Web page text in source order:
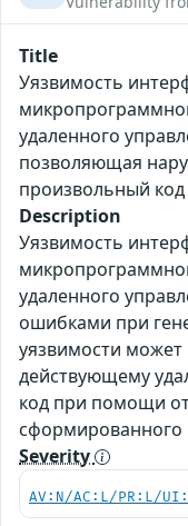
Title
Уязвимость
удаленного
позволяющая
произвольный код
Description
Уязвимость
удаленного
ошибками при
уязвимости
действующему
код при помощи
сформированного
Severity
AV:N/AC:L/PR:L/